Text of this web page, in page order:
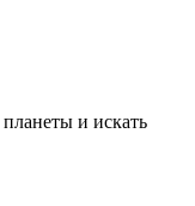
и искать